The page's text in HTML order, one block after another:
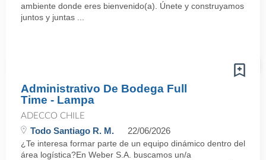
ambiente donde eres bienvenido(a). Únete y construyamos
juntos y juntas ...
Administrativo De Bodega Full
Time - Lampa
ADECCO CHILE
Todo Santiago R. M. 22/06/2026
¿Te interesa formar parte de un equipo dinámico dentro del
área logística?En Weber S.A. buscamos un/a